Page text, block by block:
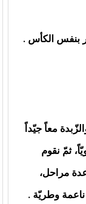
بنفس الكأس .
معاً جيّداً
ثمّ نقوم
مراحل،
وطريّة .